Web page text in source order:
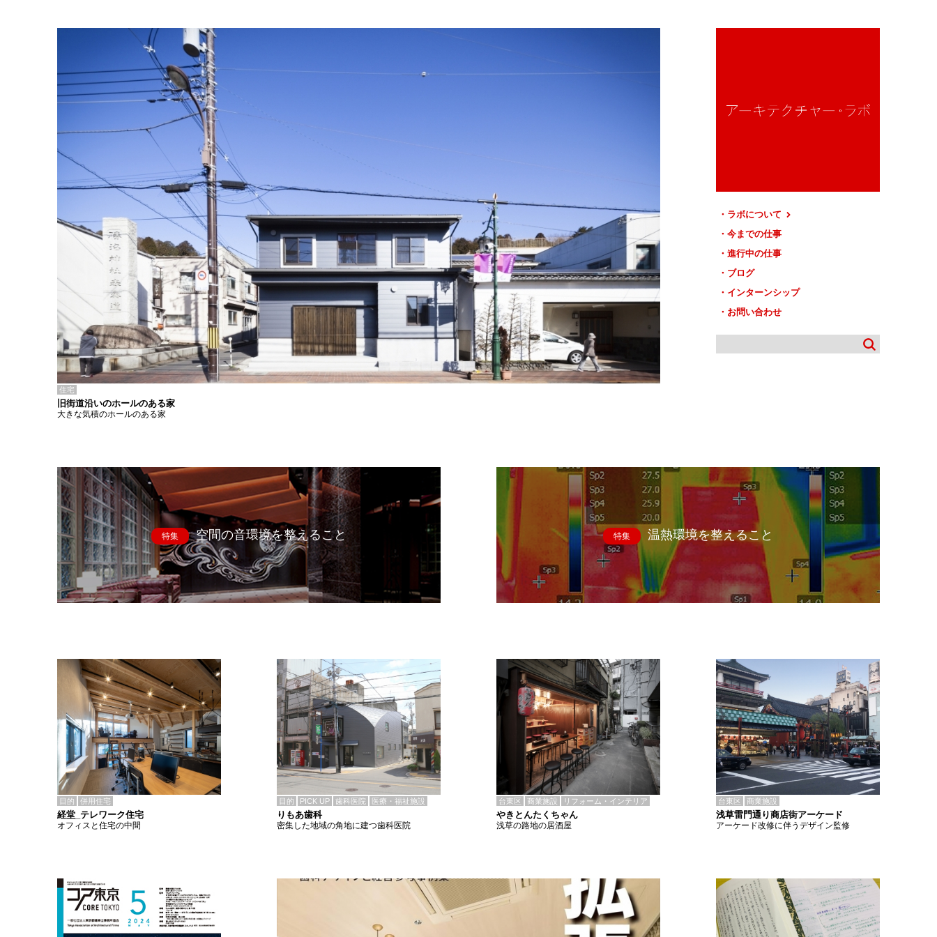
ラボについて
今までの仕事
進行中の仕事
ブログ
インターンシップ
お問い合わせ
住宅
旧街道沿いのホールのある家
大きな気積のホールのある家
特集 空間の音環境を整えること 特集 温熱環境を整えること
目的 併用住宅
経堂_テレワーク住宅
オフィスと住宅の中間
目的 PICK UP 歯科医院 医療・福祉施設
りもあ歯科
密集した地域の角地に建つ歯科医院
台東区 商業施設 リフォーム・インテリア
やきとんたくちゃん
浅草の路地の居酒屋
台東区 商業施設
浅草雷門通り商店街アーケード
アーケード改修に伴うデザイン監修